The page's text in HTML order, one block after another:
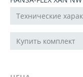
Технические
Купить комплект